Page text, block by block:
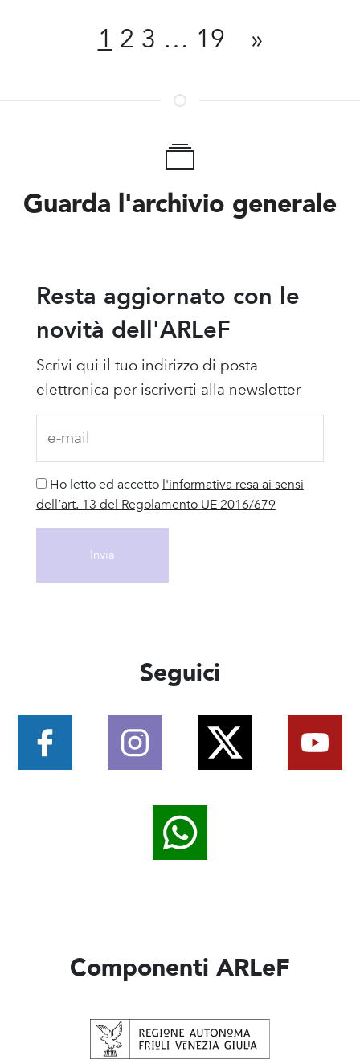
1 2 3 … 19 »
Guarda l'archivio generale
Resta aggiornato con le
novità dell'ARLeF
Scrivi qui il tuo indirizzo di posta
elettronica per iscriverti alla newsletter
Ho letto ed accetto l'informativa resa ai sensi
dell’art. 13 del Regolamento UE 2016/679
Seguici
Componenti ARLeF